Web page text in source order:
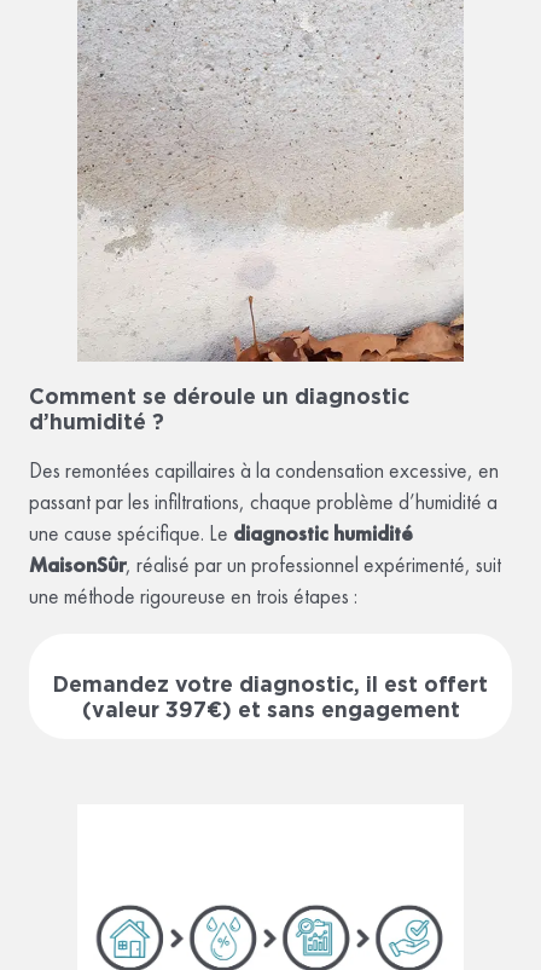
Comment se déroule un diagnostic
d’humidité ?
Des remontées capillaires à la condensation excessive, en
passant par les infiltrations, chaque problème d’humidité a
une cause spécifique. Le diagnostic humidité
MaisonSûr, réalisé par un professionnel expérimenté, suit
une méthode rigoureuse en trois étapes :
Demandez votre diagnostic, il est offert
(valeur 397€) et sans engagement